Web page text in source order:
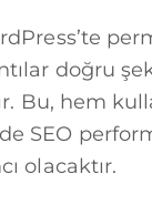
doğru
Bu, hem
SEO
olacaktır.